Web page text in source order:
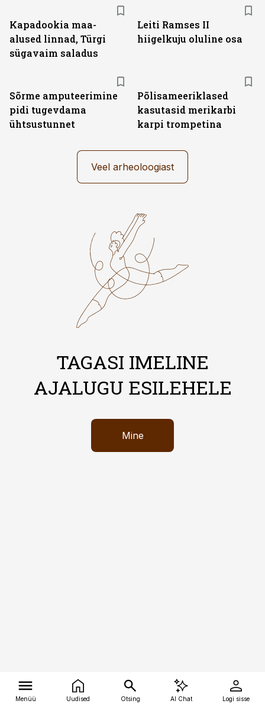
Kapadookia maa-
alused linnad, Türgi
sügavaim saladus
Leiti Ramses II
hiigelkuju oluline osa
Sõrme amputeerimine
pidi tugevdama
ühtsustunnet
Põlisameeriklased
kasutasid merikarbi
karpi trompetina
Veel arheoloogiast
TAGASI IMELINE
AJALUGU ESILEHELE
Mine
Menüü Uudised Otsing AI Chat Logi sisse